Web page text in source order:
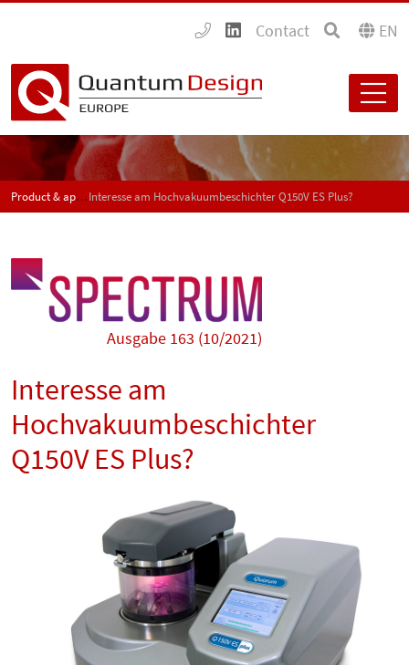
Contact EN
Product & application news - SPECTRUMInteresse am Hochvakuumbeschichter Q150V ES Plus?
Ausgabe 163 (10/2021)
Interesse am
Hochvakuumbeschichter
Q150V ES Plus?